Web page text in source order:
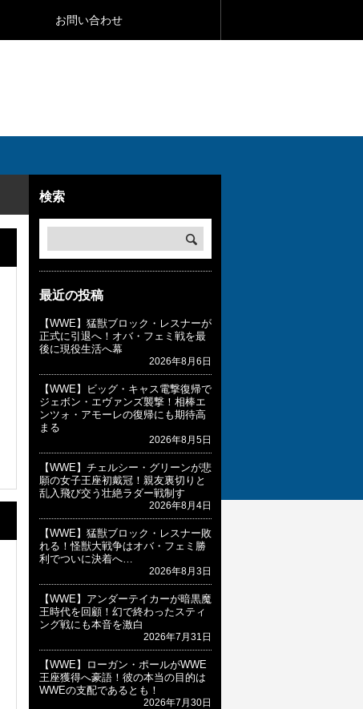
お問い合わせ
検索
最近の投稿
【WWE】猛獣ブロック・レスナーが
正式に引退へ！オバ・フェミ戦を最
後に現役生活へ幕
2026年8月6日
【WWE】ビッグ・キャス電撃復帰で
ジェボン・エヴァンズ襲撃！相棒エ
ンツォ・アモーレの復帰にも期待高
まる
2026年8月5日
【WWE】チェルシー・グリーンが悲
願の女子王座初戴冠！親友裏切りと
乱入飛び交う壮絶ラダー戦制す
2026年8月4日
【WWE】猛獣ブロック・レスナー敗
れる！怪獣大戦争はオバ・フェミ勝
利でついに決着へ…
2026年8月3日
【WWE】アンダーテイカーが暗黒魔
王時代を回顧！幻で終わったスティ
ング戦にも本音を激白
2026年7月31日
【WWE】ローガン・ポールがWWE
王座獲得へ豪語！彼の本当の目的は
WWEの支配であるとも！
2026年7月30日